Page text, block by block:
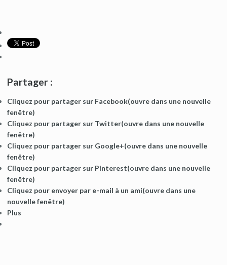
Partager :
Cliquez pour partager sur Facebook(ouvre dans une nouvelle
fenêtre)
Cliquez pour partager sur Twitter(ouvre dans une nouvelle
fenêtre)
Cliquez pour partager sur Google+(ouvre dans une nouvelle
fenêtre)
Cliquez pour partager sur Pinterest(ouvre dans une nouvelle
fenêtre)
Cliquez pour envoyer par e-mail à un ami(ouvre dans une
nouvelle fenêtre)
Plus